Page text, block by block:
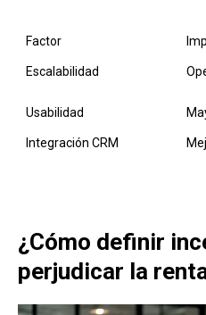
Factor
Escalabilidad
Usabilidad
Integración CRM
¿Cómo definir
perjudicar la